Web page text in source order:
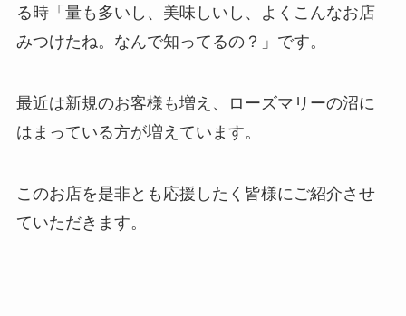
る時「量も多いし、美味しいし、よくこんなお店
みつけたね。なんで知ってるの？」です。
最近は新規のお客様も増え、ローズマリーの沼に
はまっている方が増えています。
このお店を是非とも応援したく皆様にご紹介させ
ていただきます。